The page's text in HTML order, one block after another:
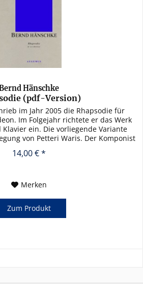
Hänschke
(pdf-Version)
im Jahr 2005 die Rhapsodie für
Im Folgejahr richtete er das Werk
ein. Die vorliegende Variante
von Petteri Waris. Der Komponist
14,00 € *
Merken
Zum Produkt